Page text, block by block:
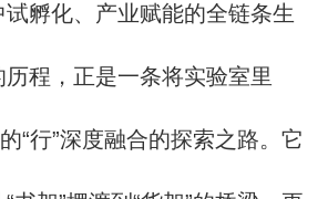
孵化、产业赋能的全链条生
程，正是一条将实验室里
“行”深度融合的探索之路。它